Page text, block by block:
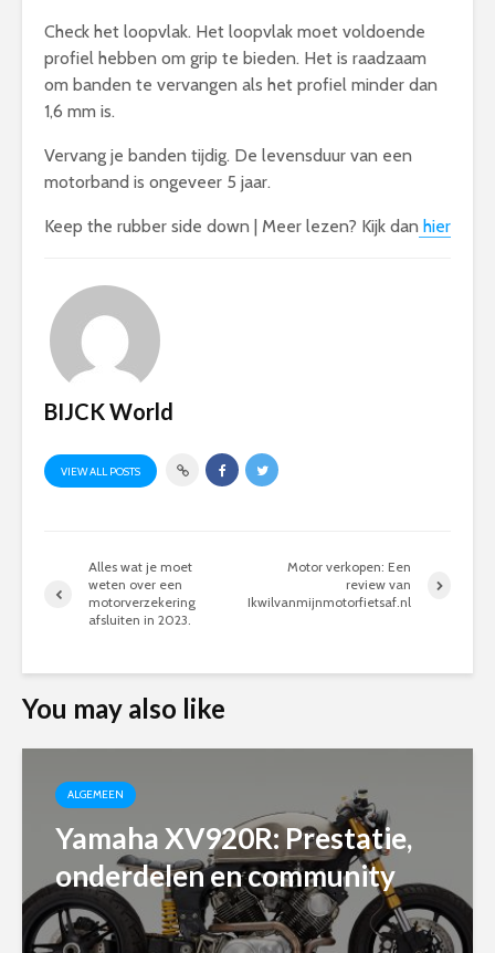
Check het loopvlak. Het loopvlak moet voldoende
profiel hebben om grip te bieden. Het is raadzaam
om banden te vervangen als het profiel minder dan
1,6 mm is.
Vervang je banden tijdig. De levensduur van een
motorband is ongeveer 5 jaar.
Keep the rubber side down | Meer lezen? Kijk dan hier
BIJCK World
VIEW ALL POSTS
Alles wat je moet
weten over een
motorverzekering
afsluiten in 2023.
Motor verkopen: Een
review van
Ikwilvanmijnmotorfietsaf.nl
You may also like
ALGEMEEN
Yamaha XV920R: Prestatie,
onderdelen en community